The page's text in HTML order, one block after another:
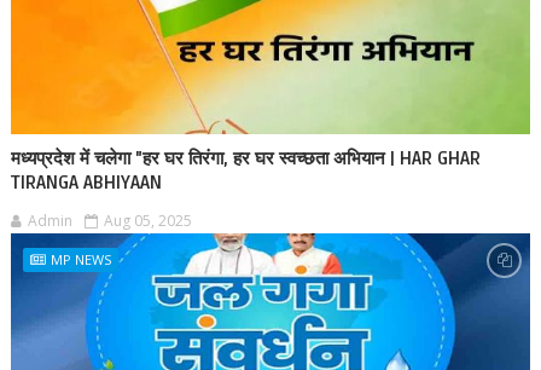
मध्यप्रदेश में चलेगा "हर घर तिरंगा, हर घर स्वच्छता अभियान | HAR GHAR
TIRANGA ABHIYAAN
Admin Aug 05, 2025
MP NEWS